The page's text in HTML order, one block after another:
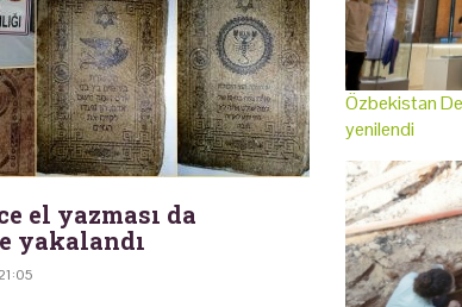
el yazması da
yakalandı
Özbekistan
yenilendi